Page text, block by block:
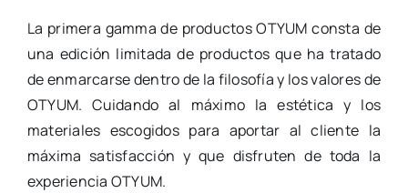
La primera gamma de productos OTYUM consta de
una edición limitada de productos que ha tratado
de enmarcarse dentro de la filosofía y los valores de
OTYUM. Cuidando al máximo la estética y los
materiales escogidos para aportar al cliente la
máxima satisfacción y que disfruten de toda la
experiencia OTYUM.